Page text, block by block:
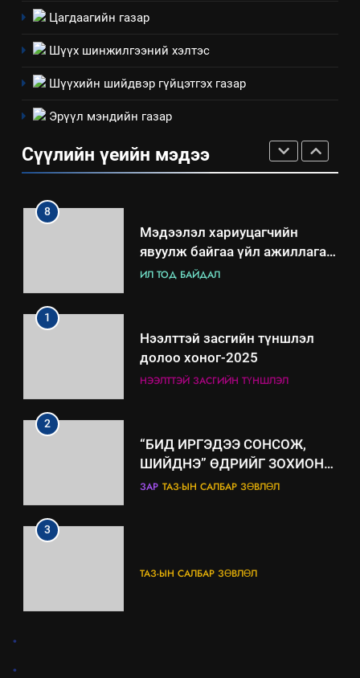
Цагдаагийн газар
Шүүх шинжилгээний хэлтэс
Шүүхийн шийдвэр гүйцэтгэх газар
Эрүүл мэндийн газар
Сүүлийн үеийн мэдээ
Санхүүгийн тайланд хийсэн
ИЛ ТОД БАЙДАЛ
Үйл ажиллагаандаа мөрдөж
байгаа хууль тогтоомж
ИЛ ТОД БАЙДАЛ
8
Мэдээлэл хариуцагчийн
явуулж байгаа үйл ажиллагаа,
үйлдвэрлэл, үйлчилгээ,
ашиглаж байгаа техник,
үзүүлэх буюу үзүүлж байгаа
нөлөөллийн талаарх
мэдээлэл
ИЛ ТОД БАЙДАЛ
1
Нээлттэй засгийн түншлэл
долоо хоног-2025
НЭЭЛТТЭЙ ЗАСГИЙН ТҮНШЛЭЛ
2
“БИД ИРГЭДЭЭ СОНСОЖ,
ШИЙДНЭ” ӨДРИЙГ ЗОХИОН
БАЙГУУЛНА
3
.
.